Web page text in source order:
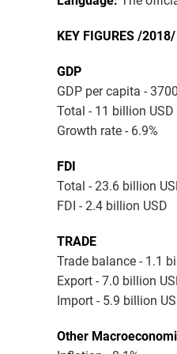
KEY FIGURES /2018/
GDP
GDP per capita -
Total - 11 billion USD
Growth rate - 6.9%
FDI
Total - 23.6 billion
FDI - 2.4 billion USD
TRADE
Trade balance - 1.1
Export - 7.0 billion
Import - 5.9 billion
Other